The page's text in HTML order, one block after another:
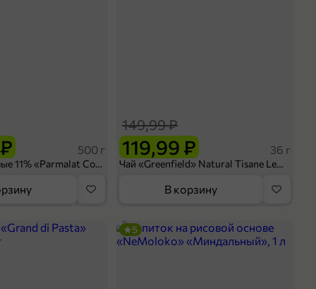
500 г
Сливки питьевые 11% «Parmalat Comfort» безлактозные, 500 г
119,99 ₽
149,99 ₽
36 г
Чай «Greenfield» Natural Tisane Lemongrass & Schisandra, 20 пирамидок, 36 г
В корзину
5